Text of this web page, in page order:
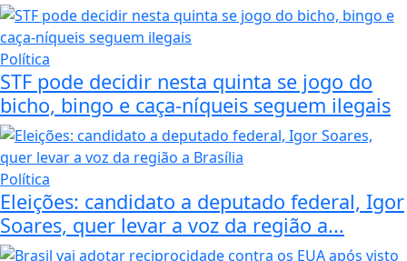
Política
STF pode decidir nesta quinta se jogo do
bicho, bingo e caça-níqueis seguem ilegais
Política
Eleições: candidato a deputado federal, Igor
Soares, quer levar a voz da região a...